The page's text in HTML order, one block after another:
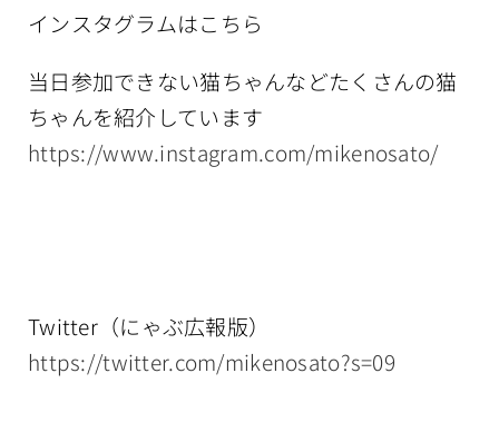
インスタグラムはこちら
当日参加できない猫ちゃんなどたくさんの猫
ちゃんを紹介しています
https://www.instagram.com/mikenosato/
Twitter（にゃぶ広報版）
https://twitter.com/mikenosato?s=09